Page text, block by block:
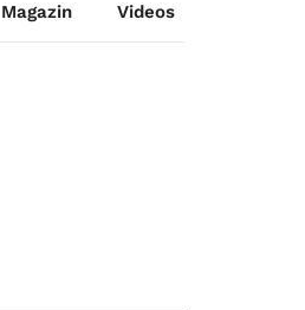
Magazin Videos